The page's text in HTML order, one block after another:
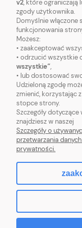
O NAS
OBSŁUGA
POMOC
MOJE KONTO
v2, które ograniczają
zgody użytkownika.
Domyślnie włączone
funkcjonowania
Możesz:
• zaakceptować
• odrzucić wszystkie
wszystkie”,
• lub dostosować
Udzieloną zgodę
zmienić, korzystając
stopce strony.
Szczegóły
znajdziesz w naszej
Szczegóły o
przetwarzania
prywatności.